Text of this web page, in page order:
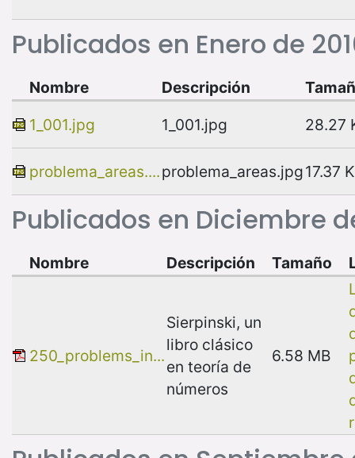
Publicados en Enero de
Publicados en Diciembre
Nombre Descripción
1_001.jpg
1_001.jpg 28.27
problema_areas....problema_areas.jpg17.37
Nombre Descripción Tamaño
250_problems_in...
Sierpinski, un
libro clásico
en teoría de
números
6.58 MB